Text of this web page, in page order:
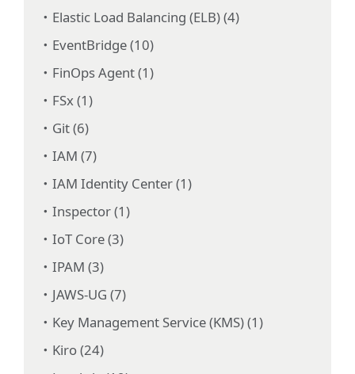
Elastic Load Balancing (ELB) (4)
EventBridge (10)
FinOps Agent (1)
FSx (1)
Git (6)
IAM (7)
IAM Identity Center (1)
Inspector (1)
IoT Core (3)
IPAM (3)
JAWS-UG (7)
Key Management Service (KMS) (1)
Kiro (24)